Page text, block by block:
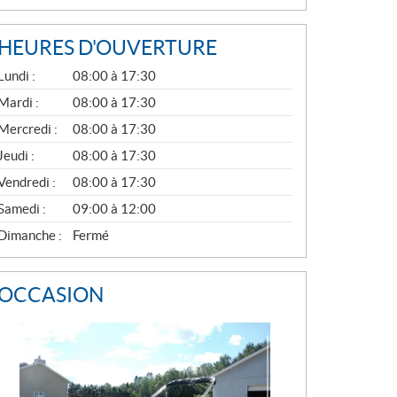
HEURES D'OUVERTURE
Lundi :
08:00 à 17:30
Mardi :
08:00 à 17:30
Mercredi :
08:00 à 17:30
:
08:00 à 17:30
:
08:00 à 17:30
:
09:00 à 12:00
Dimanche :
Fermé